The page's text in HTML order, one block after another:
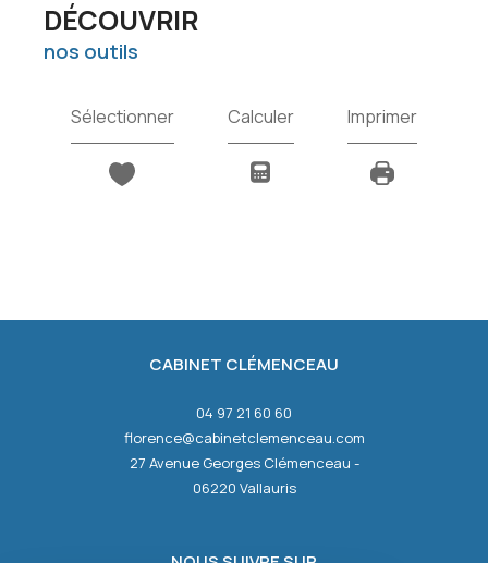
DÉCOUVRIR
nos outils
Sélectionner Calculer Imprimer
CABINET CLÉMENCEAU
04 97 21 60 60
florence@cabinetclemenceau.com
27 Avenue Georges Clémenceau -
06220 Vallauris